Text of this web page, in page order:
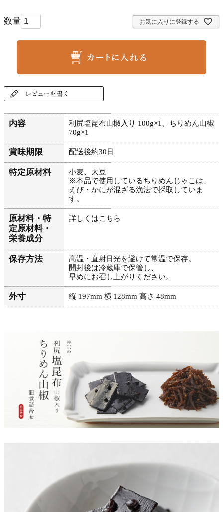
お気に入りに登録する
内容
利尻塩昆布山椒入り 100g×1、ちりめん山椒
70g×1
賞味期限 配送後約30日
特定原材料
小麦、大豆
※本品で使用しているちりめんじゃこは、
えび・かにが混ざる漁法で採取していま
す。
原材料・特
定原材料・
栄養成分
詳しくはこちら
保存方法
高温・直射日光を避けて常温で保存。
開封後は冷蔵庫で保管し、
早めにお召し上がりください。
外寸 縦 197mm 横 128mm 高さ 48mm